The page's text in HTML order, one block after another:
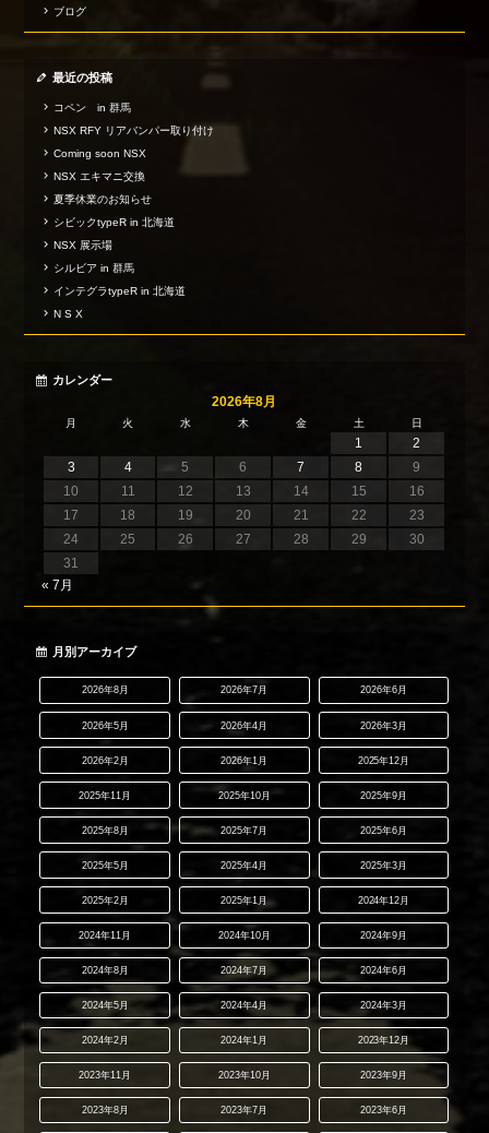
ブログ
最近の投稿
コペン in 群馬
NSX RFY リアバンパー取り付け
Coming soon NSX
NSX エキマニ交換
夏季休業のお知らせ
シビックtypeR in 北海道
NSX 展示場
シルビア in 群馬
インテグラtypeR in 北海道
N S X
カレンダー
2026年8月
月 火 水 木 金 土 日
1
2
3
4 5 6 7 8
9
10
11 12 13 14 15
16
17
18 19 20 21 22
23
24
25 26 27 28 29
30
31
« 7月
月別アーカイブ
2026年8月 2026年7月 2026年6月
2026年5月 2026年4月 2026年3月
2026年2月 2026年1月 2025年12月
2025年11月 2025年10月 2025年9月
2025年8月 2025年7月 2025年6月
2025年5月 2025年4月 2025年3月
2025年2月 2025年1月 2024年12月
2024年11月 2024年10月 2024年9月
2024年8月 2024年7月 2024年6月
2024年5月 2024年4月 2024年3月
2024年2月 2024年1月 2023年12月
2023年11月 2023年10月 2023年9月
2023年8月 2023年7月 2023年6月